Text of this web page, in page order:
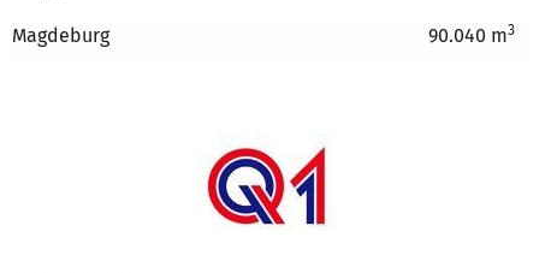
Magdeburg 90.040 m3